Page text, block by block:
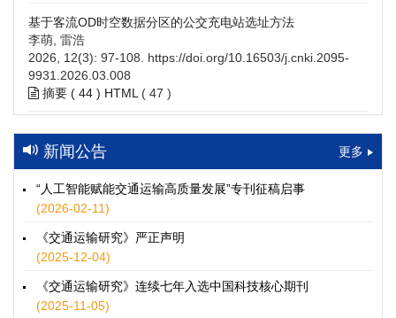
基于客流OD时空数据分区的公交充电站选址方法
李萌, 雷浩
2026, 12(3): 97-108. https://doi.org/10.16503/j.cnki.2095-
9931.2026.03.008
摘要 ( 44 ) HTML ( 47 )
高速公路充电设施技术规划综述：场景需求、技术路线与配置
策略
2026, 12(3): 109-124.https://doi.org/10.16503/j.cnki.2095-
9931.2026.03.009
摘要 (
HTML
水运港-船多能源融合技术及集成应用——以宁波舟山港穿山港
童亮, 袁裕鹏, 袁成清, 唐道贵, 钟晓晖, 严新平
2026, 12(3): 125-136.
新闻公告 更多
“人工智能赋能交通运输高质量发展”专刊征稿启事
(2026-02-11)
《交通运输研究》严正声明
(2025-12-04)
《交通运输研究》连续七年入选中国科技核心期刊
(2025-11-05)